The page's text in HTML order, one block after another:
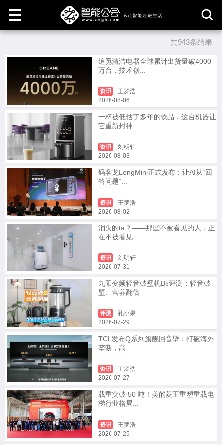
共943条结果
追觅清洁电器全球累计出货量破4000
万台，技术创...
资讯
王罗浩
2026-08-06
一杯被低估了多年的饮品，这台机器让
它重新封神...
资讯
刘明轩
2026-08-03
码客龙LongMini正式发布：让AI从“回
答问题”...
资讯
王罗浩
2026-08-02
消失的ta？——那些不被看见的人，正
在不被看见...
资讯
刘明轩
2026-07-31
九阳变频轻音破壁机B5评测：轻音破
壁、营养翻倍
评测
孔小果
2026-07-29
TCL发布Q系列旗舰回音壁：打破海外
垄断，高...
资讯
王罗浩
2026-07-27
载重突破 50 吨！美的菱王重塑重载电
梯行业格局...
资讯
王罗浩
2026-07-25